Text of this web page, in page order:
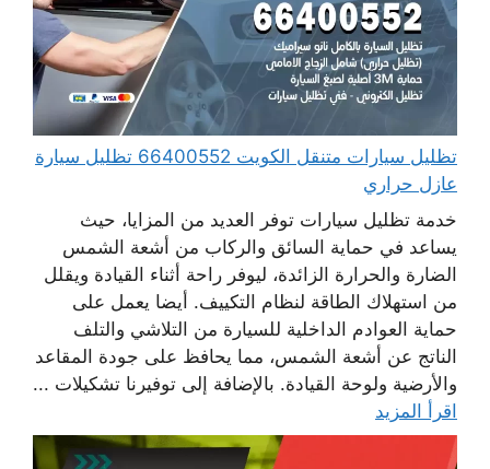
تظليل سيارات متنقل الكويت 66400552 تظليل سيارة
عازل حراري
خدمة تظليل سيارات توفر العديد من المزايا، حيث
يساعد في حماية السائق والركاب من أشعة الشمس
الضارة والحرارة الزائدة، ليوفر راحة أثناء القيادة ويقلل
من استهلاك الطاقة لنظام التكييف. أيضا يعمل على
حماية العوادم الداخلية للسيارة من التلاشي والتلف
الناتج عن أشعة الشمس، مما يحافظ على جودة المقاعد
والأرضية ولوحة القيادة. بالإضافة إلى توفيرنا تشكيلات ...
اقرأ المزيد